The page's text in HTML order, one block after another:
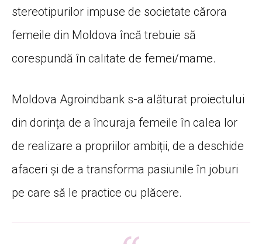
stereotipurilor impuse de societate cărora
femeile din Moldova încă trebuie să
corespundă în calitate de femei/mame.
Moldova Agroindbank s-a alăturat proiectului
din dorința de a încuraja femeile în calea lor
de realizare a propriilor ambiții, de a deschide
afaceri și de a transforma pasiunile în joburi
pe care să le practice cu plăcere.